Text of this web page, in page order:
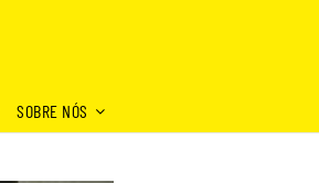
SOBRE NÓS